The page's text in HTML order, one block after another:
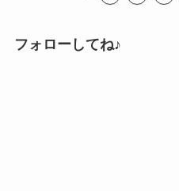
フォローしてね♪